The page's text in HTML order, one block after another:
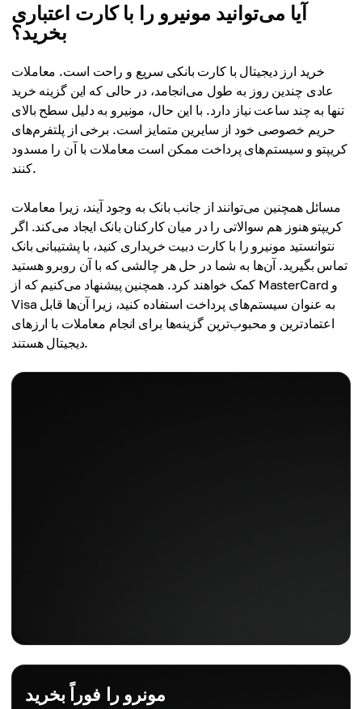
آیا می‌توانید مونیرو را با کارت اعتباری
بخرید؟
خرید ارز دیجیتال با کارت بانکی سریع و راحت است. معاملات
عادی چندین روز به طول می‌انجامد، در حالی که این گزینه خرید
تنها به چند ساعت نیاز دارد. با این حال، مونیرو به دلیل سطح بالای
حریم خصوصی خود از سایرین متمایز است. برخی از پلتفرم‌های
کریپتو و سیستم‌های پرداخت ممکن است معاملات با آن را مسدود
کنند.
مسائل همچنین می‌توانند از جانب بانک به وجود آیند، زیرا معاملات
کریپتو هنوز هم سوالاتی را در میان کارکنان بانک ایجاد می‌کند. اگر
نتوانستید مونیرو را با کارت دبیت خریداری کنید، با پشتیبانی بانک
تماس بگیرید. آن‌ها به شما در حل هر چالشی که با آن روبرو هستید
کمک خواهند کرد. همچنین پیشنهاد می‌کنیم که از MasterCard و
Visa به عنوان سیستم‌های پرداخت استفاده کنید، زیرا آن‌ها قابل
اعتمادترین و محبوب‌ترین گزینه‌ها برای انجام معاملات با ارزهای
دیجیتال هستند.
مونرو را فوراً بخرید